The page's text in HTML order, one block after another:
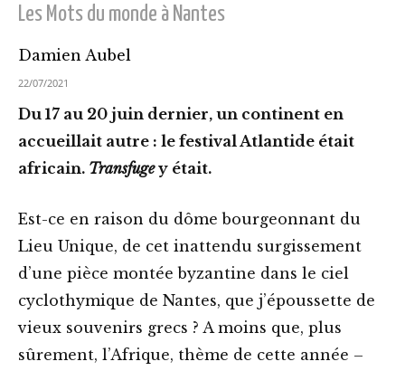
Les Mots du monde à Nantes
Damien Aubel
22/07/2021
Du 17 au 20 juin dernier, un continent en
accueillait autre : le festival Atlantide était
africain. Transfugey était.
Est-ce en raison du dôme bourgeonnant du
Lieu Unique, de cet inattendu surgissement
d’une pièce montée byzantine dans le ciel
cyclothymique de Nantes, que j’époussette de
vieux souvenirs grecs ? A moins que, plus
sûrement, l’Afrique, thème de cette année –